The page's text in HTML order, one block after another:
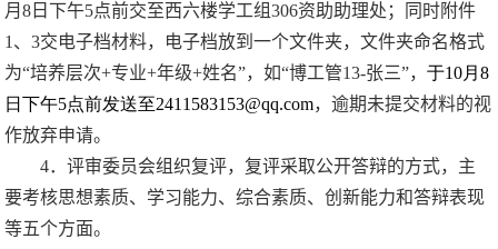
月8 日下午5点前交至西六楼学工组306资助助理处；同时附件
1 、3交电子档材料，电子档放到一个文件夹，文件夹命名格式
为“培养层次+专业+年级+姓名”，如“博工管13-张三”，于10月8
日下午5点前发送至2411583153@qq.com，逾期未提交材料的视
作放弃申请。
4．评审委员会组织复评，复评采取公开答辩的方式，主
要考核思想素质、学习能力、综合素质、创新能力和答辩表现
等五个方面。